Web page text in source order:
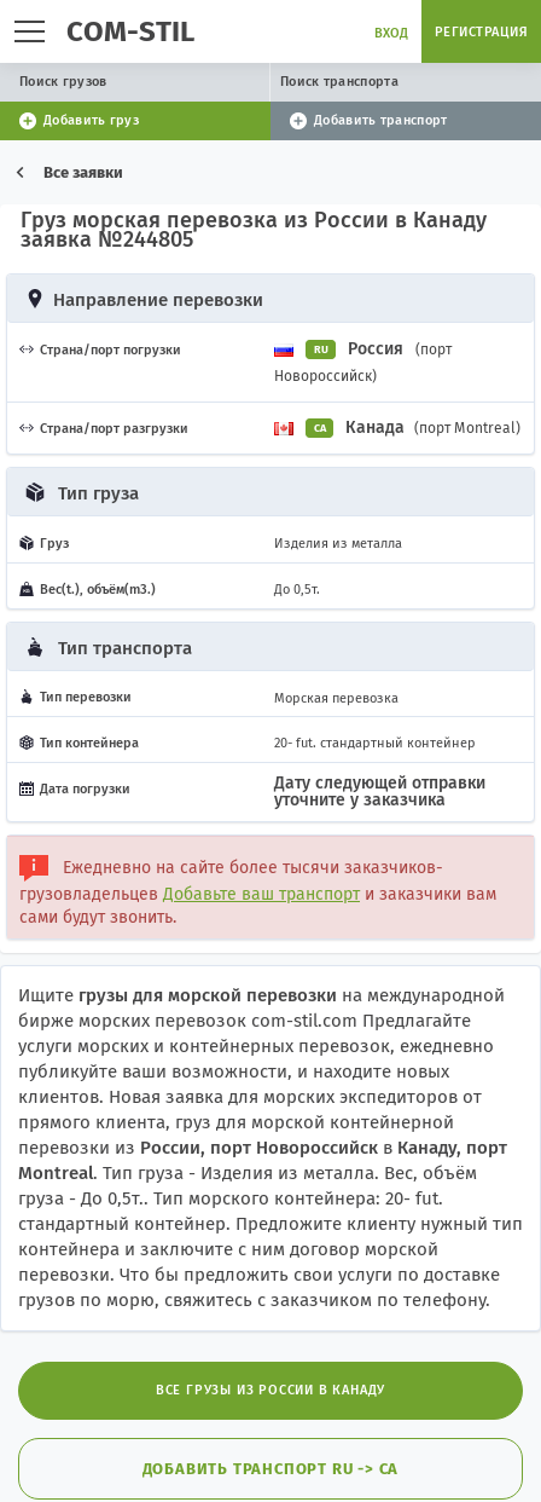
COM-STIL ВХОД РЕГИСТРАЦИЯ
Поиск грузов Поиск транспорта
Добавить груз Добавить транспорт
Все заявки
Груз морская перевозка из России в Канаду
заявка №244805
Направление перевозки
Страна/порт погрузки RU Россия
(порт
Новороссийск)
Страна/порт разгрузки CA Канада (порт Montreal)
Тип груза
Груз Изделия из металла
Вес(t.), объём(m3.) До 0,5т.
Тип транспорта
Тип перевозки Морская перевозка
Тип контейнера 20- fut. стандартный контейнер
Дата погрузки
Дату следующей отправки
уточните у заказчика
Ежедневно на сайте более тысячи заказчиков-
грузовладельцевДобавьте ваш транспорти заказчики вам
сами будут звонить.
Ищите грузы для морской перевозки на международной
бирже морских перевозок com-stil.com Предлагайте
услуги морских и контейнерных перевозок, ежедневно
публикуйте ваши возможности, и находите новых
клиентов. Новая заявка для морских экспедиторов от
прямого клиента, груз для морской контейнерной
перевозки из России, порт Новороссийск в Канаду, порт
Montreal. Тип груза - Изделия из металла. Вес, объём
груза - До 0,5т.. Тип морского контейнера: 20- fut.
стандартный контейнер. Предложите клиенту нужный тип
контейнера и заключите с ним договор морской
перевозки. Что бы предложить свои услуги по доставке
грузов по морю, свяжитесь с заказчиком по телефону.
ВСЕ ГРУЗЫ ИЗ РОССИИ В КАНАДУ
ДОБАВИТЬ ТРАНСПОРТ RU -> CA